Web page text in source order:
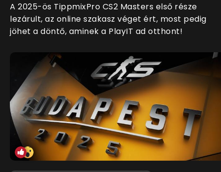
A 2025-ös TippmixPro CS2 Masters első része
lezárult, az online szakasz véget ért, most pedig
jöhet a döntő, aminek a PlayIT ad otthont!